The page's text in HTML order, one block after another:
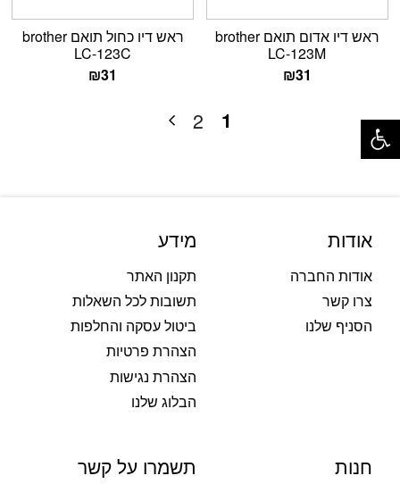
ראש דיו אדום תואם brother
LC-123M
₪31
ראש דיו כחול תואם brother
LC-123C
₪31
1
2
אודות
אודות החברה
צרו קשר
הסניף שלנו
מידע
תקנון האתר
תשובות לכל השאלות
ביטול עסקה והחלפות
הצהרת פרטיות
הצהרת נגישות
הבלוג שלנו
חנות תשמרו על קשר
פתח סרגל נגישות